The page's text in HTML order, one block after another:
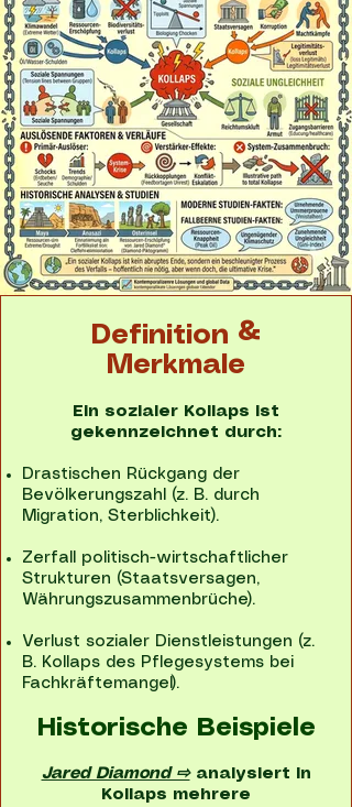
Definition &
Merkmale
Ein sozialer Kollaps ist
gekennzeichnet durch:
Drastischen Rückgang der
Bevölkerungszahl (z. B. durch
Migration, Sterblichkeit).
Zerfall politisch-wirtschaftlicher
Strukturen (Staatsversagen,
Währungszusammenbrüche).
Verlust sozialer Dienstleistungen (z.
B. Kollaps des Pflegesystems bei
Fachkräftemangel).
Historische Beispiele
Jared Diamond ⇨analysiert in
Kollaps mehrere